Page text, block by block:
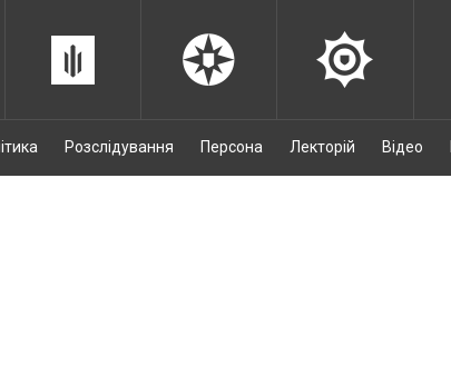
Розслідування Персона Лекторій Відео